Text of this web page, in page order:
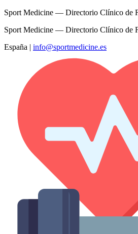
Sport Medicine — Directorio Clínico de
Sport Medicine — Directorio Clínico de
España | info@sportmedicine.es